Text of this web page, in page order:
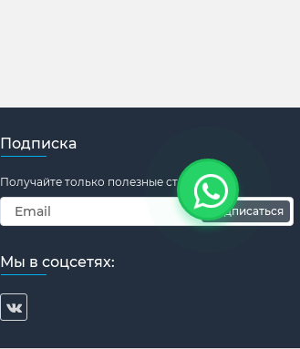
Подписка
Получайте только полезные статьи!
Подписаться
Мы в соцсетях: